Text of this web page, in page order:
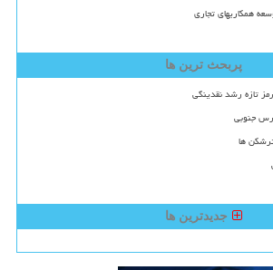
همکاریهای تجاری
پربحث ترین ها
تازه رشد نقدینگی
جنوبی
ها
جدیدترین ها